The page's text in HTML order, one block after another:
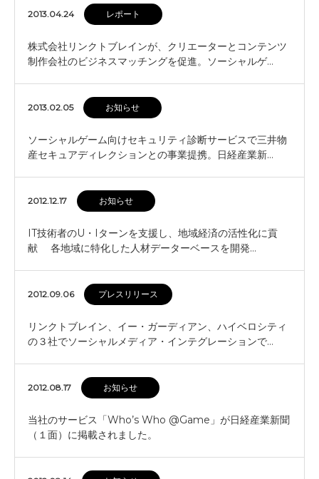
2013.04.24 レポート
株式会社リンクトブレインが、クリエーターとコンテンツ
制作会社のビジネスマッチングを促進。ソーシャルゲ…
2013.02.05 お知らせ
ソーシャルゲーム向けセキュリティ診断サービスで三井物
産セキュアディレクションとの事業提携。日経産業新…
2012.12.17 お知らせ
IT技術者のU・Iターンを支援し、地域経済の活性化に貢
献 各地域に特化した人材データーベースを開発…
2012.09.06 プレスリリース
リンクトブレイン、イー・ガーディアン、ハイベロシティ
の３社でソーシャルメディア・インテグレーションで…
2012.08.17 お知らせ
当社のサービス「Who’s Who @Game」が日経産業新聞
（１面）に掲載されました。